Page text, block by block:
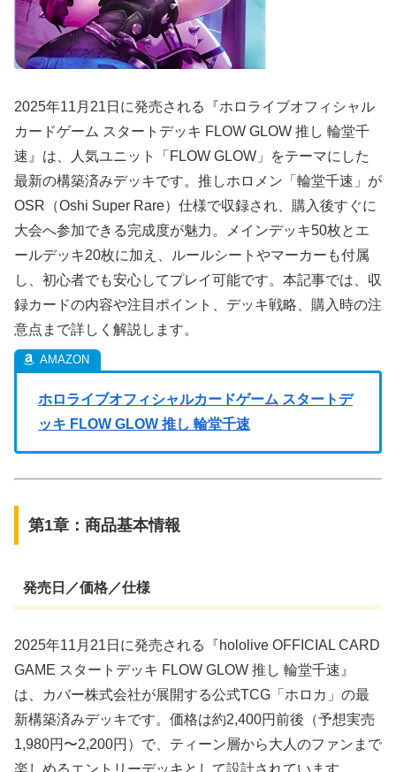
2025年11月21日に発売される『ホロライブオフィシャル
カードゲーム スタートデッキ FLOW GLOW 推し 輪堂千
速』は、人気ユニット「FLOW GLOW」をテーマにした
最新の構築済みデッキです。推しホロメン「輪堂千速」が
OSR（Oshi Super Rare）仕様で収録され、購入後すぐに
大会へ参加できる完成度が魅力。メインデッキ50枚とエ
ールデッキ20枚に加え、ルールシートやマーカーも付属
し、初心者でも安心してプレイ可能です。本記事では、収
録カードの内容や注目ポイント、デッキ戦略、購入時の注
意点まで詳しく解説します。
ホロライブオフィシャルカードゲーム スタートデ
ッキ FLOW GLOW 推し 輪堂千速
第1章：商品基本情報
発売日／価格／仕様
2025年11月21日に発売される『hololive OFFICIAL CARD
GAME スタートデッキ FLOW GLOW 推し 輪堂千速』
は、カバー株式会社が展開する公式TCG「ホロカ」の最
新構築済みデッキです。価格は約2,400円前後（予想実売
1,980円〜2,200円）で、ティーン層から大人のファンまで